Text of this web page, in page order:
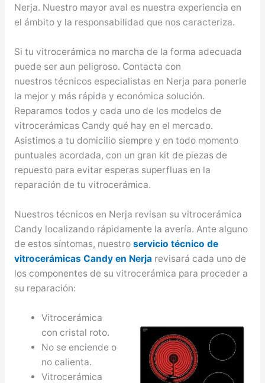
Nerja. Nuestro mayor aval es nuestra experiencia en
el ámbito y la responsabilidad que nos caracteriza.
Si tu vitrocerámica no marcha de la forma adecuada
puede ser aun peligroso. Contacta con
nuestros técnicos especialistas en Nerja para ponerle
la mejor y más rápida y económica solución.
Reparamos todos y cada uno de los modelos de
vitrocerámicas Candy qué hay en el mercado.
Asistimos a tu domicilio siempre y en todo momento
puntuales acordada, con un gran kit de piezas de
repuesto para evitar esperas superfluas en la
reparación de tu vitrocerámica.
Nuestros técnicos en Nerja revisan su vitrocerámica
Candy localizando rápidamente la avería. Ante alguno
de estos síntomas, nuestro servicio técnico de
vitrocerámicas Candy en Nerjarevisará cada uno de
los componentes de su vitrocerámica para proceder a
su reparación:
Vitrocerámica
con cristal roto.
No se enciende o
no calienta.
Vitrocerámica